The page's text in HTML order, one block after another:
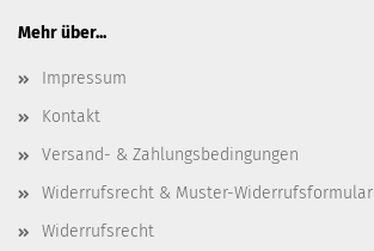
Mehr über...
Impressum
Kontakt
Versand- & Zahlungsbedingungen
Widerrufsrecht & Muster-Widerrufsformular
Widerrufsrecht